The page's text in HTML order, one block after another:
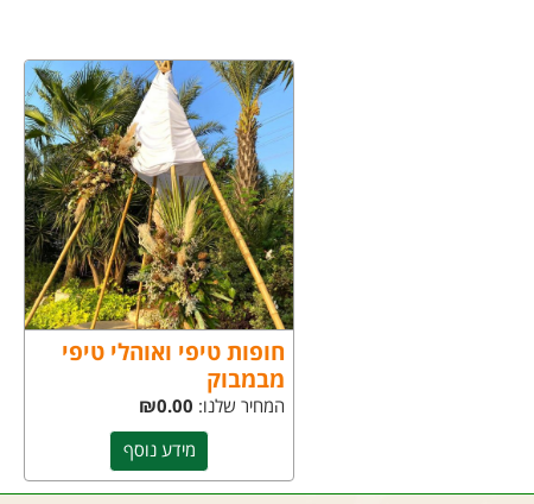
חופות טיפי ואוהלי טיפי
מבמבוק
המחיר שלנו: ₪0.00
מידע נוסף